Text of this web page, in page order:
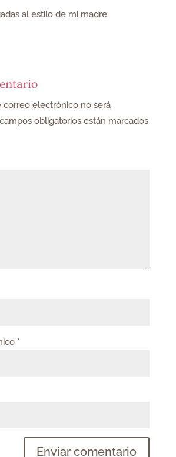
al estilo de mi madre
correo electrónico no será
obligatorios están marcados
*